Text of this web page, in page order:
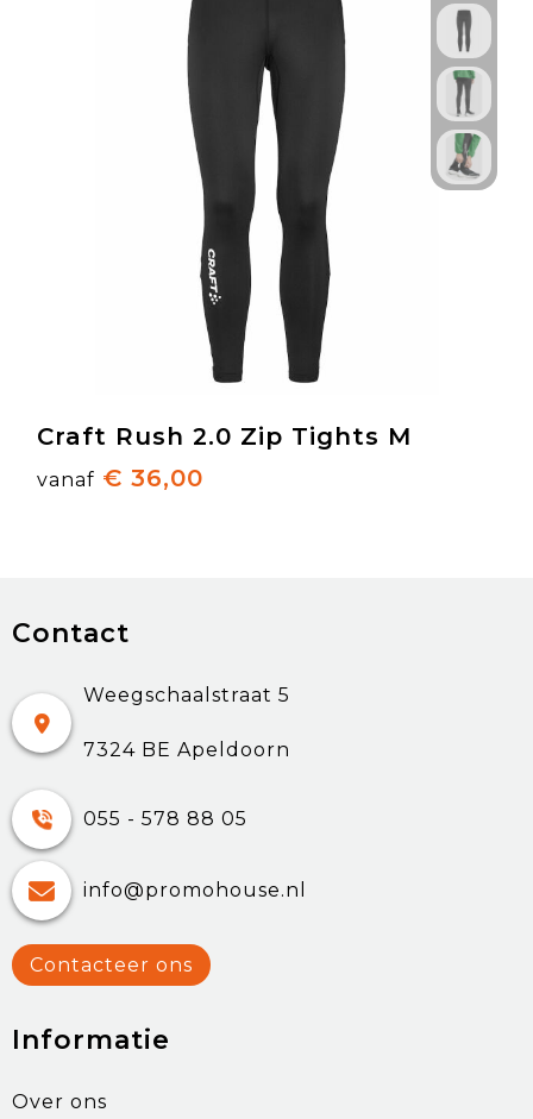
Craft Rush 2.0 Zip Tights M
vanaf € 36,00
Contact
Weegschaalstraat 5
7324 BE Apeldoorn
055 - 578 88 05
info@promohouse.nl
Contacteer ons
Informatie
Over ons